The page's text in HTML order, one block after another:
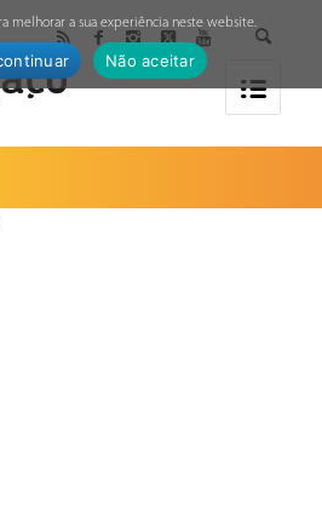
melhorar a sua experiência neste website.
Não aceitar